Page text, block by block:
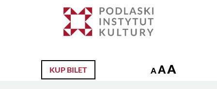
wierszowanie –
KUP BILET AAA